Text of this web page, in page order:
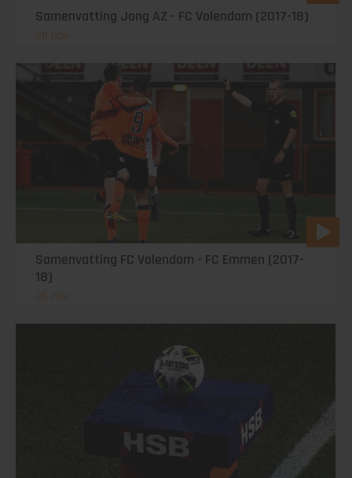
Samenvatting Jong AZ - FC Volendam (2017-18)
28 nov
Samenvatting FC Volendam - FC Emmen (2017-
18)
26 nov